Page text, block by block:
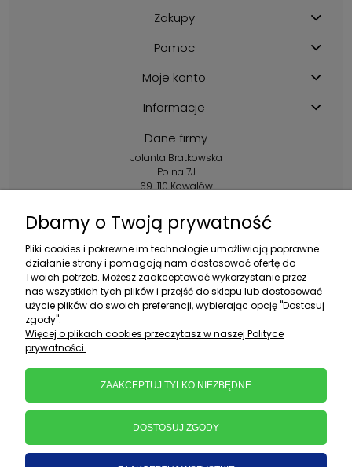
Zakupy
Pomoc
Moje konto
Informacje
Dane firmy
Jolanta Bratkowska
Polna 7J
69-110 Kowalów
+48 602 356 983
pon.-pt.: 10:00-16:00
sklep@ebratek.pl
Dbamy o Twoją prywatność
Pliki cookies i pokrewne im technologie umożliwiają poprawne
działanie strony i pomagają nam dostosować ofertę do
Twoich potrzeb. Możesz zaakceptować wykorzystanie przez
nas wszystkich tych plików i przejść do sklepu lub dostosować
użycie plików do swoich preferencji, wybierając opcję "Dostosuj
zgody".
Więcej o plikach cookies przeczytasz w naszej Polityce
prywatności.
ZAAKCEPTUJ TYLKO NIEZBĘDNE
DOSTOSUJ ZGODY